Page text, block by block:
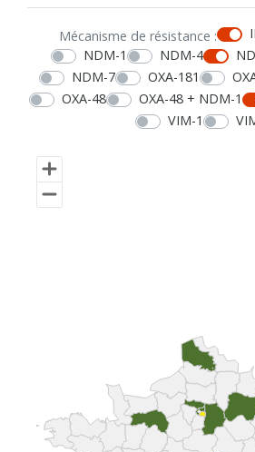
Mécanisme de résistance :
NDM-1
NDM-4
NDM-7
OXA-181
OXA-48
OXA-48 + NDM-1
VIM-1